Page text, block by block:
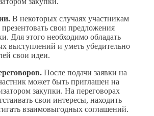
В некоторых случаях участникам
свои предложения
Для этого необходимо обладать
выступлений и уметь убедительно
свои идеи.
После подачи заявки на
может быть приглашен на
закупки. На переговорах
свои интересы, находить
взаимовыгодных соглашений.